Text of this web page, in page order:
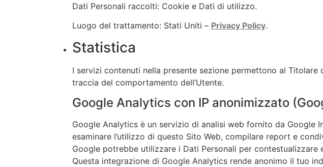
Dati Personali raccolti: Cookie e Dati di utilizzo.
Luogo del trattamento: Stati Uniti – Privacy Policy.
Statistica
I servizi contenuti nella presente sezione permettono al
traccia del comportamento dell’Utente.
Google Analytics con IP anonimizzato
Google Analytics è un servizio di analisi web fornito da Google
esaminare l’utilizzo di questo Sito Web, compilare report e
Google potrebbe utilizzare i Dati Personali per
Questa integrazione di Google Analytics rende anonimo il tuo